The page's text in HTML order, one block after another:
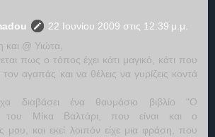
22 Ιουνίου 2009 στις 12:39 μ.μ.
@ Υιώτα,
πως ο τόπος έχει κάτι μαγικό, κάτι που
τον αγαπάς και να θέλεις να γυρίζεις κοντά
διαβάσει ένα θαυμάσιο βιβλίο "Ο
του Μίκα Βαλτάρι, που είναι και ο
μου, και εκεί λοιπόν είχε μια φράση, που